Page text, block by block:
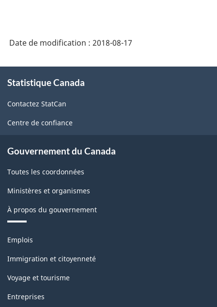
Date de modification : 2018-08-17
propos
ce
site
Statistique Canada
Contactez StatCan
Centre de confiance
Gouvernement du Canada
Toutes les coordonnées
Ministères et organismes
À propos du gouvernement
Thèmes
sujets
Emplois
Immigration et citoyenneté
Voyage et tourisme
Entreprises